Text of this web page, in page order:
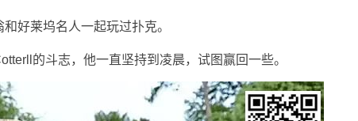
好莱坞名人一起玩过扑克。
的斗志，他一直坚持到凌晨，试图赢回一些。